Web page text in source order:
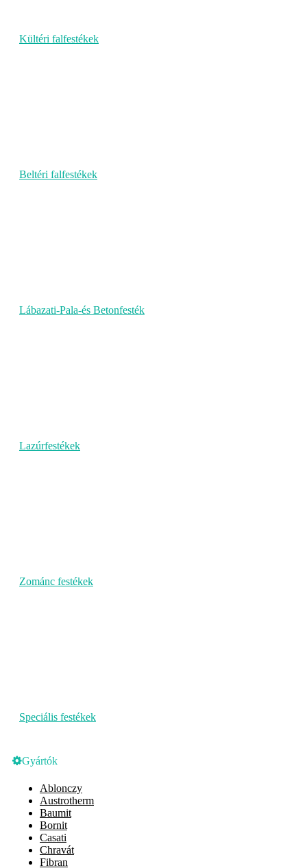
Kültéri falfestékek
Beltéri falfestékek
Lábazati-Pala-és Betonfesték
Lazúrfestékek
Zománc festékek
Speciális festékek
Gyártók
Ablonczy
Austrotherm
Baumit
Bornit
Casati
Chravát
Fibran